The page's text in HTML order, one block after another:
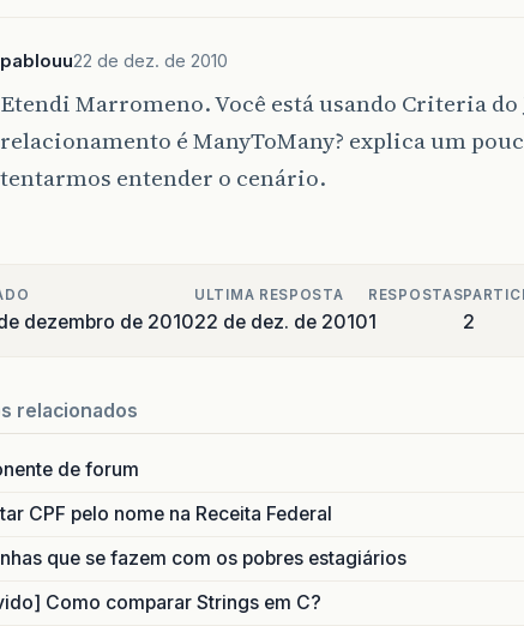
pablouu22 de dez. de 2010
Etendi Marromeno. Você está usando Criteria do
relacionamento é ManyToMany? explica um
tentarmos entender o cenário.
dezembro de 2010
ULTIMA RESPOSTA
22 de dez. de 2010
RESPOSTAS
1 2
relacionados
de forum
CPF pelo nome na Receita Federal
que se fazem com os pobres estagiários
Como comparar Strings em C?